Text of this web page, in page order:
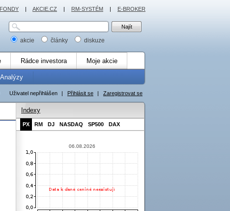
akcie články diskuze
Rádce investora Moje akcie
Analýzy
Uživatel nepřihlášen | Přihlásit se | Zaregistrovat se
Indexy
PX RM DJ NASDAQ SP500 DAX
06.08.2026
| AKCIE.CZ | RM-SYSTÉM | E-BROKER